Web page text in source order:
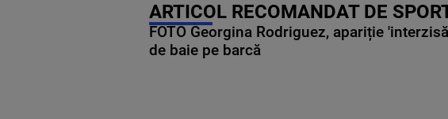
ARTICOL RECOMANDAT DE
FOTO Georgina Rodriguez, apariție
de baie pe barcă